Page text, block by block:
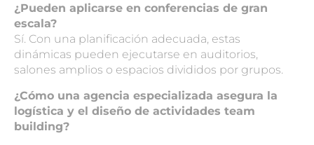
¿Pueden aplicarse en conferencias de gran
escala?
Sí. Con una planificación adecuada, estas
dinámicas pueden ejecutarse en auditorios,
salones amplios o espacios divididos por grupos.
¿Cómo una agencia especializada asegura la
logística y el diseño de actividades team
building?